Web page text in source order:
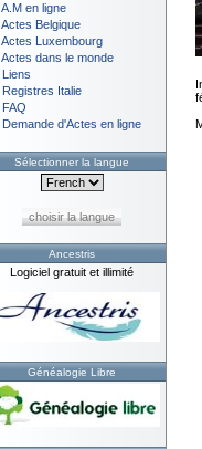
A.M en ligne
Actes Belgique
Actes Luxembourg
Actes dans le monde
Liens
Registres Italie
FAQ
Demande d'Actes en ligne
Sélectionner la langue
choisir la langue
Ancestris
Logiciel gratuit et illimité
Généalogie Libre